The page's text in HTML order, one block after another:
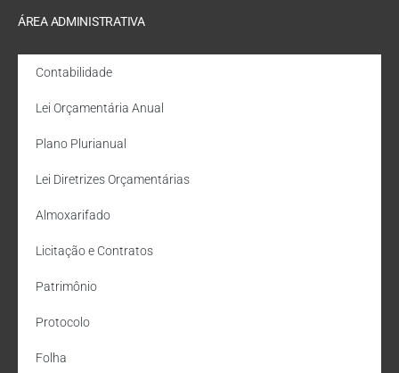
ÁREA ADMINISTRATIVA
Contabilidade
Lei Orçamentária Anual
Plano Plurianual
Lei Diretrizes Orçamentárias
Almoxarifado
Licitação e Contratos
Patrimônio
Protocolo
Folha